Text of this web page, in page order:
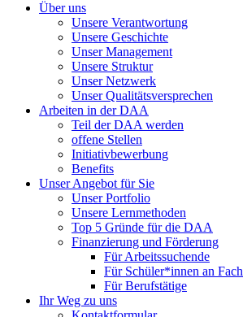
Über uns
Unsere Verantwortung
Unsere Geschichte
Unser Management
Unsere Struktur
Unser Netzwerk
Unser Qualitätsversprechen
Arbeiten in der DAA
Teil der DAA werden
offene Stellen
Initiativbewerbung
Benefits
Unser Angebot für Sie
Unser Portfolio
Unsere Lernmethoden
Top 5 Gründe für die DAA
Finanzierung und Förderung
Für Arbeitssuchende
Für Schüler*innen an
Für Berufstätige
Ihr Weg zu uns